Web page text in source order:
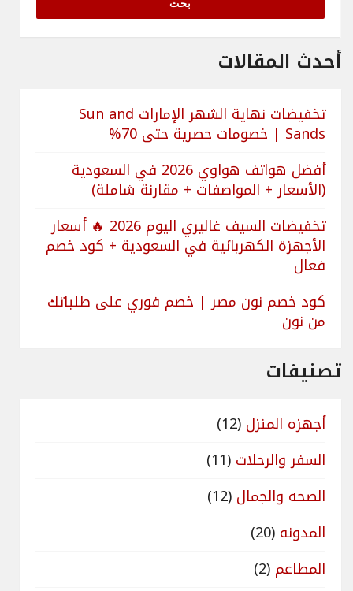
أحدث المقالات
تخفيضات نهاية الشهر الإمارات Sun and
Sands | خصومات حصرية حتى 70%
أفضل هواتف هواوي 2026 في السعودية
(الأسعار + المواصفات + مقارنة شاملة)
تخفيضات السيف غاليري اليوم 2026 🔥 أسعار
الأجهزة الكهربائية في السعودية + كود خصم
فعال
كود خصم نون مصر | خصم فوري على طلباتك
من نون
تصنيفات
أجهزه المنزل (12)
السفر والرحلات (11)
الصحه والجمال (12)
المدونه (20)
المطاعم (2)